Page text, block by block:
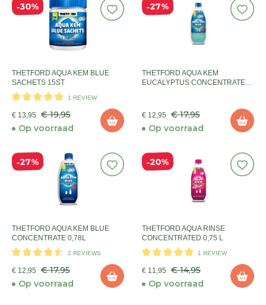
30%
THETFORD AQUA KEM BLUE
SACHETS 15ST
1 REVIEW
€ 13,95
€ 19,95
Op voorraad
27%
THETFORD AQUA KEM
EUCALYPTUS CONCENTRATE
€ 12,95
€ 17,95
Op voorraad
27%
THETFORD AQUA KEM BLUE
CONCENTRATE 0,78L
2 REVIEWS
€ 12,95
€ 17,95
Op voorraad
20%
THETFORD AQUA RINSE
CONCENTRATED 0,75 L
1 REVIEW
€ 11,95
€ 14,95
Op voorraad